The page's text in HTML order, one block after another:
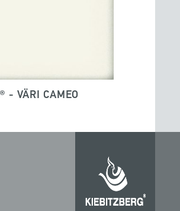
- VÄRI CAMEO